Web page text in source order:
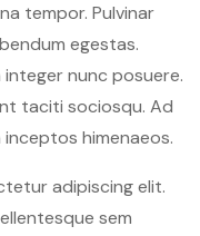
tempor. Pulvinar
egestas.
integer nunc posuere.
taciti sociosqu. Ad
himenaeos.
adipiscing elit.
sem